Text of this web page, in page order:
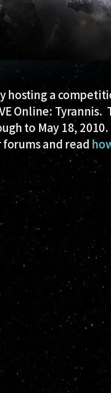
hosting a
Online:
to May 18,
and read